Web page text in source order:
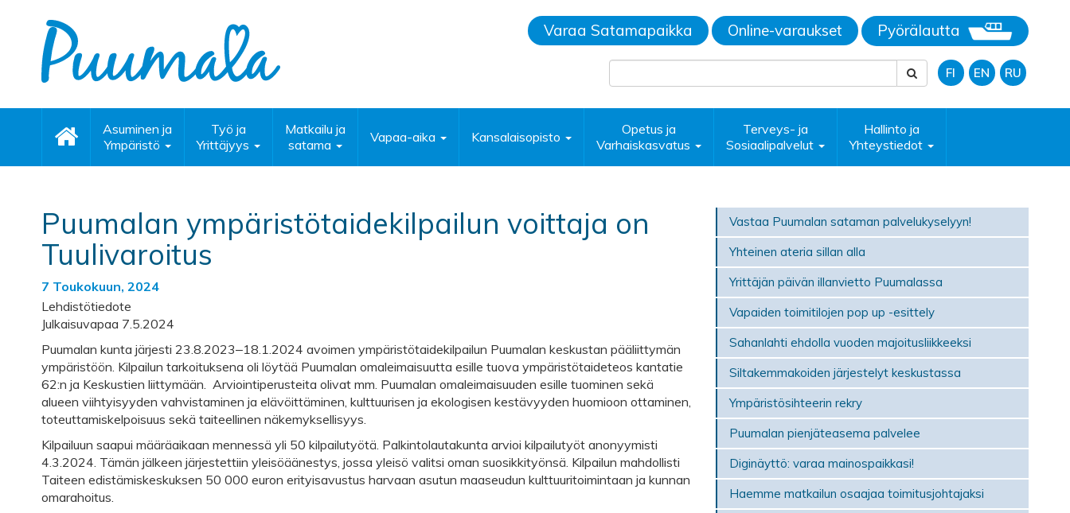
Varaa Satamapaikka Online-varaukset Pyörälautta
FI EN RU
Asuminen ja
Ympäristö
Työ ja
Yrittäjyys
Matkailu ja
satama
Vapaa-aika Kansalaisopisto
Opetus ja
Varhaiskasvatus
Terveys- ja
Sosiaalipalvelut
Hallinto ja
Yhteystiedot
Puumalan ympäristötaidekilpailun voittaja on
Tuulivaroitus
7 Toukokuun, 2024
Lehdistötiedote
Julkaisuvapaa 7.5.2024
Puumalan kunta järjesti 23.8.2023‒18.1.2024 avoimen ympäristötaidekilpailun Puumalan keskustan pääliittymän
ympäristöön. Kilpailun tarkoituksena oli löytää Puumalan omaleimaisuutta esille tuova ympäristötaideteos kantatie
62:n ja Keskustien liittymään. Arviointiperusteita olivat mm. Puumalan omaleimaisuuden esille tuominen sekä
alueen viihtyisyyden vahvistaminen ja elävöittäminen, kulttuurisen ja ekologisen kestävyyden huomioon ottaminen,
toteuttamiskelpoisuus sekä taiteellinen näkemyksellisyys.
Kilpailuun saapui määräaikaan mennessä yli 50 kilpailutyötä. Palkintolautakunta arvioi kilpailutyöt anonyymisti
4.3.2024. Tämän jälkeen järjestettiin yleisöäänestys, jossa yleisö valitsi oman suosikkityönsä. Kilpailun mahdollisti
Taiteen edistämiskeskuksen 50 000 euron erityisavustus harvaan asutun maaseudun kulttuuritoimintaan ja kunnan
omarahoitus.
Vastaa Puumalan sataman palvelukyselyyn!
Yhteinen ateria sillan alla
Yrittäjän päivän illanvietto Puumalassa
Vapaiden toimitilojen pop up -esittely
Sahanlahti ehdolla vuoden majoitusliikkeeksi
Siltakemmakoiden järjestelyt keskustassa
Ympäristösihteerin rekry
Puumalan pienjäteasema palvelee
Diginäyttö: varaa mainospaikkasi!
Haemme matkailun osaajaa toimitusjohtajaksi